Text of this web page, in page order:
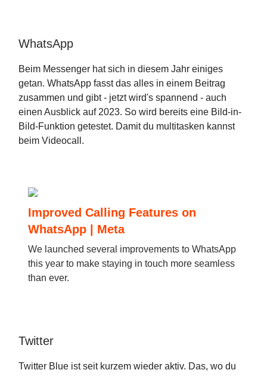
WhatsApp
Beim Messenger hat sich in diesem Jahr einiges
getan. WhatsApp fasst das alles in einem Beitrag
zusammen und gibt - jetzt wird's spannend - auch
einen Ausblick auf 2023. So wird bereits eine Bild-in-
Bild-Funktion getestet. Damit du multitasken kannst
beim Videocall.
Improved Calling Features on
WhatsApp | Meta
We launched several improvements to WhatsApp
this year to make staying in touch more seamless
than ever.
Twitter
Twitter Blue ist seit kurzem wieder aktiv. Das, wo du